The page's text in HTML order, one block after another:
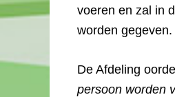
voeren en zal in
worden gegeven.
De Afdeling
persoon worden